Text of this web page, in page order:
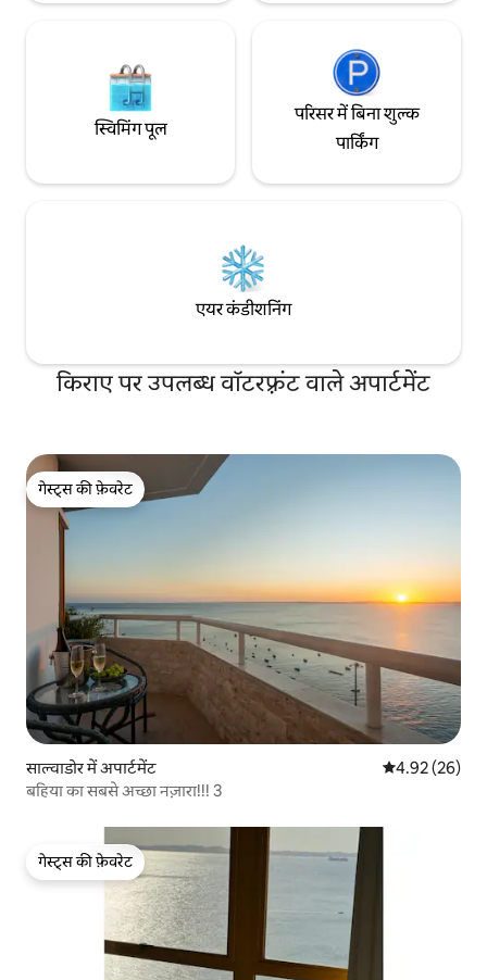
स्विमिंग पूल
परिसर में बिना शुल्क
पार्किंग
एयर कंडीशनिंग
किराए पर उपलब्ध वॉटरफ़्रंट वाले अपार्टमेंट
गेस्ट्स की फ़ेवरेट
गेस्ट्स की फ़ेवरेट
साल्वाडोर में अपार्टमेंट औसत रेटिंग 5 में
4.92 (26)
बहिया का सबसे अच्छा नज़ारा!!! 3
गेस्ट्स की फ़ेवरेट
गेस्ट्स की फ़ेवरेट